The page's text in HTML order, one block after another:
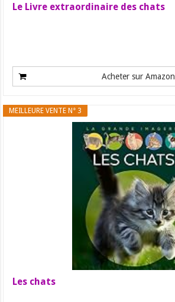
Le Livre extraordinaire des chats
Acheter sur Amazon
MEILLEURE VENTE N° 3
Les chats